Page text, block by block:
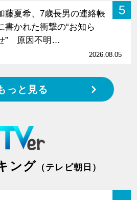
5
藤夏希、7歳長男の連絡帳
書かれた衝撃の“お知ら
” 原因不明…
2026.08.05
っと見る
ング （テレビ朝日）